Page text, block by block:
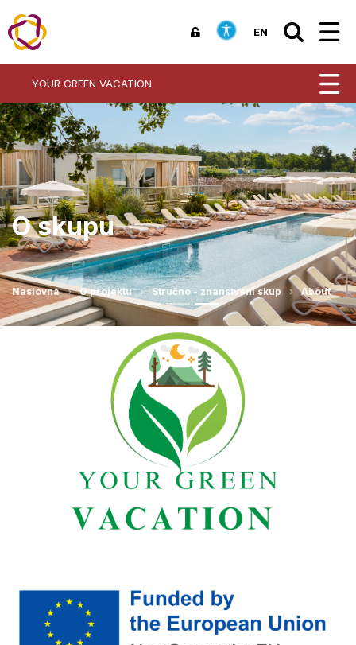
EN
YOUR GREEN VACATION
O skupu
Naslovna O projektu Stručno - znanstveni skup About